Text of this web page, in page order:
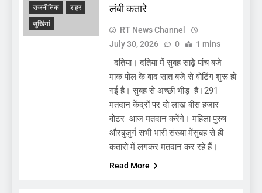
राजनीतिक
शहर
सुर्खियां
लंबी कतारे
RT News Channel
July 30, 2026
0 1 mins
दतिया। दतिया में सुबह साढ़े पांच बजे
माक पोल के बाद सात बजे से वोटिंग शुरू हो
गई है। सुबह से अच्छी भीड़ है।291
मतदान केंद्रों पर दो लाख बीस हजार
वोटर आज मतदान करेंगे। महिला पुरुष
औरबुजुर्ग सभी भारी संख्या मेंसुबह से ही
कतारो में लगकर मतदान कर रहे हैं।
Read More